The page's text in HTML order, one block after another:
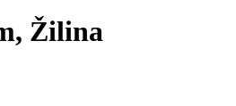
Žilina